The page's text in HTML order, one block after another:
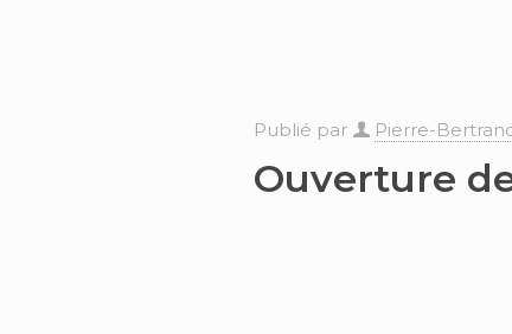
Publié par Pierre-
Ouverture